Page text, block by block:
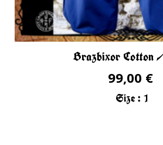
Brazbixor Cotton
99,00 €
Size : 1